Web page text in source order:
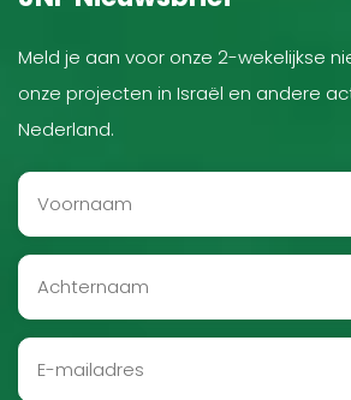
Meld je aan voor onze 2-wekelijkse
onze projecten in Israël en andere
Nederland.